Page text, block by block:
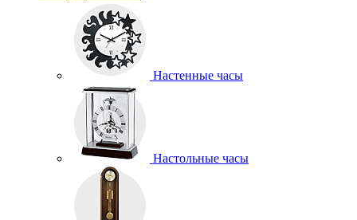
Настенные часы
Настольные часы